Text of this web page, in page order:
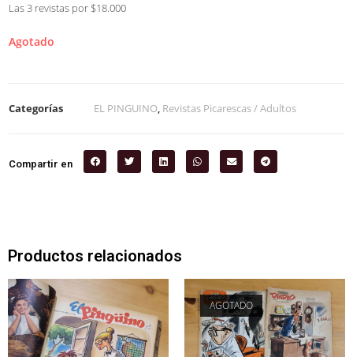
Las 3 revistas por $18.000
Agotado
Categorías EL PINGUINO, Revistas Picarescas / Adultos
Compartir en
Productos relacionados
AGOTADO